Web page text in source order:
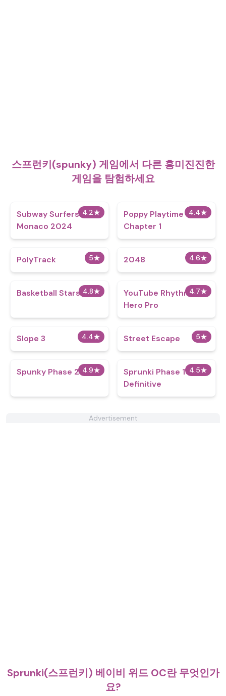
스프런키(spunky) 게임에서 다른 흥미진진한
게임을 탐험하세요
4.2★
Subway Surfers
Monaco 2024
4.4★
Poppy Playtime
Chapter 1
5★
PolyTrack 4.6★
2048
4.8★
Basketball Stars 4.7★
YouTube Rhythm
Hero Pro
4.4★
Slope 3 5★
Street Escape
4.9★
Spunky Phase 2 4.5★
Sprunki Phase 10
Definitive
Advertisement
Sprunki(스프런키) 베이비 위드 OC란 무엇인가
요?